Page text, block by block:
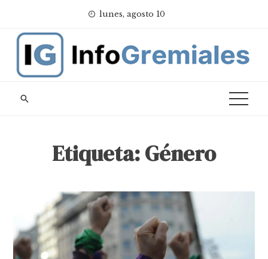
content
lunes, agosto 10
Etiqueta:Género